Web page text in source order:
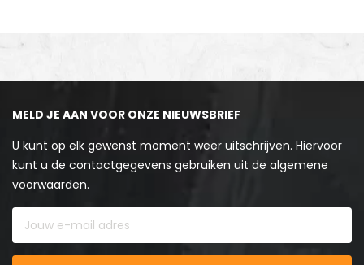
MELD JE AAN VOOR ONZE NIEUWSBRIEF
U kunt op elk gewenst moment weer uitschrijven. Hiervoor
kunt u de contactgegevens gebruiken uit de algemene
voorwaarden.